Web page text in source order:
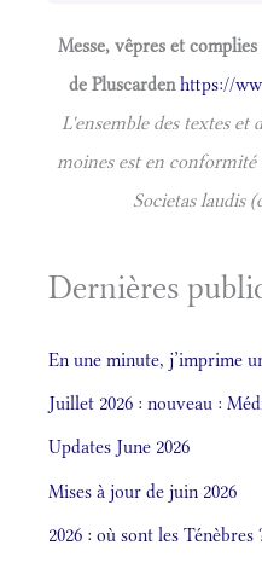
Messe, vêpres et
de Pluscardenhttps://
L'ensemble des textes et
moines est en conformité
Societas laudis
Dernières
En une minute, j’imprime
Juillet 2026 : nouveau :
Updates June 2026
Mises à jour de juin 2026
2026 : où sont les Ténèbres